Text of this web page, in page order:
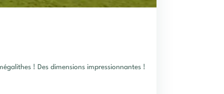
de 113 mégalithes ! Des dimensions impressionnantes !